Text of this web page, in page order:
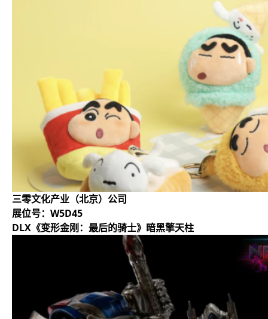
三零文化产业（北京）公司
展位号：W5D45
DLX《变形金刚：最后的骑士》暗黑擎天柱